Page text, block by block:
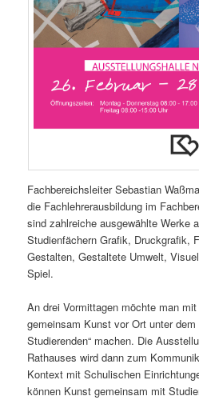
Fachbereichsleiter Sebastian
die Fachlehrerausbildung im
sind zahlreiche ausgewählte Werke
Studienfächern Grafik, Druckgrafik,
Gestalten, Gestaltete Umwelt,
Spiel.
An drei Vormittagen möchte man
gemeinsam Kunst vor Ort unter
Studierenden“ machen. Die
Rathauses wird dann zum
Kontext mit Schulischen
können Kunst gemeinsam mit